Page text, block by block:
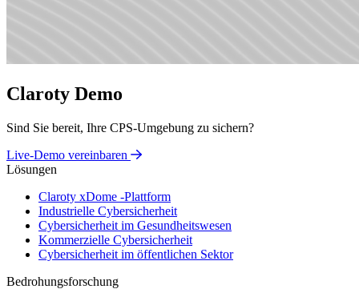
Claroty Demo
Sind Sie bereit, Ihre CPS-Umgebung zu sichern?
Live-Demo vereinbaren
Lösungen
Claroty xDome -Plattform
Industrielle Cybersicherheit
Cybersicherheit im Gesundheitswesen
Kommerzielle Cybersicherheit
Cybersicherheit im öffentlichen Sektor
Bedrohungsforschung